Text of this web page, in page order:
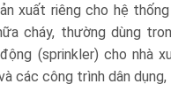
xuất riêng cho hệ
cháy, thường dùng
(sprinkler) cho nhà
các công trình dân dụng,